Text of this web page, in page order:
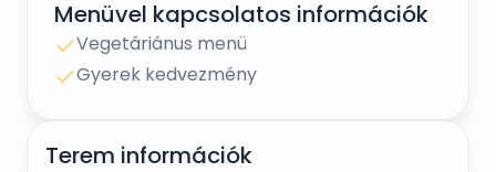
- banketteket
- kertiparti
- családinap
Menüvel kapcsolatos információk
Vegetáriánus menü
Gyerek kedvezmény
Terem információk